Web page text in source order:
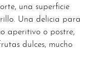
una superficie
Una delicia para
aperitivo o postre,
dulces, mucho